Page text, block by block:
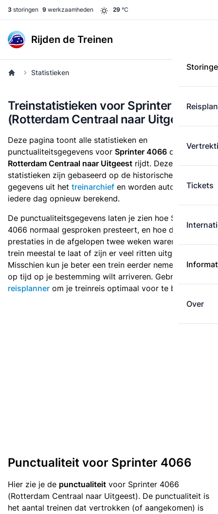
3 storingen 9 werkzaamheden 29 °C
Rijden de Treinen
Tickets
Over
Statistieken
Treinstatistieken voor Sprinter 4066
(Rotterdam Centraal naar Uitgeest)
Deze pagina toont alle statistieken en
punctualiteitsgegevens voor Sprinter 4066 die
van
Rotterdam Centraal naar Uitgeest rijdt. Deze
statistieken zijn gebaseerd op de historische
gegevens uit het treinarchief en worden automatisch
iedere dag opnieuw berekend.
De punctualiteitsgegevens laten je zien hoe Sprinter
4066 normaal gesproken presteert, en hoe de
prestaties in de afgelopen twee weken waren. Is deze
trein meestal te laat of zijn er veel ritten uitgevallen?
Misschien kun je beter een trein eerder nemen als je
op tijd op je bestemming wilt arriveren. Gebruik de
reisplanner om je treinreis optimaal voor te bereiden.
Punctualiteit voor Sprinter 4066
Hier zie je de punctualiteit voor Sprinter 4066
(Rotterdam Centraal naar Uitgeest). De punctualiteit is
het aantal treinen dat vertrokken (of aangekomen) is